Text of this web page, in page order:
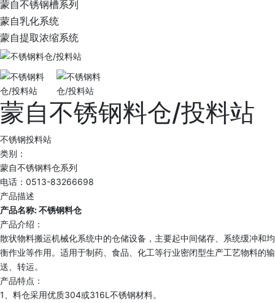
蒙自不锈钢槽系列
蒙自乳化系统
蒙自提取浓缩系统
蒙自不锈钢料仓/投料站
不锈钢投料站
类别：
蒙自不锈钢料仓系列
电话：0513-83266698
产品描述
产品名称: 不锈钢料仓
产品介绍：
散状物料搬运机械化系统中的仓储设备，主要起中间储存、系统缓冲和均
衡作业等作用。适用于制药、食品、化工等行业密闭型生产工艺物料的输
送、转运。
产品特点：
1、料仓采用优质304或316L不锈钢材料。